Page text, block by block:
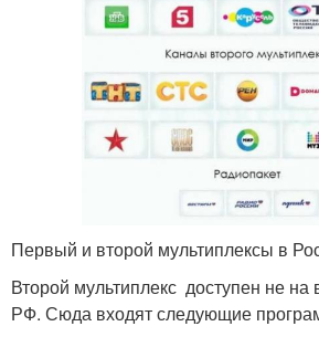
Первый и второй мультиплексы в
Второй мультиплекс доступен не на
РФ. Сюда входят следующие